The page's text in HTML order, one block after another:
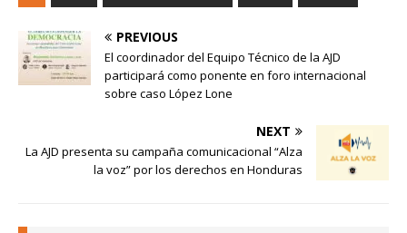
PREVIOUS
El coordinador del Equipo Técnico de la AJD
participará como ponente en foro internacional
sobre caso López Lone
NEXT
La AJD presenta su campaña comunicacional “Alza
la voz” por los derechos en Honduras